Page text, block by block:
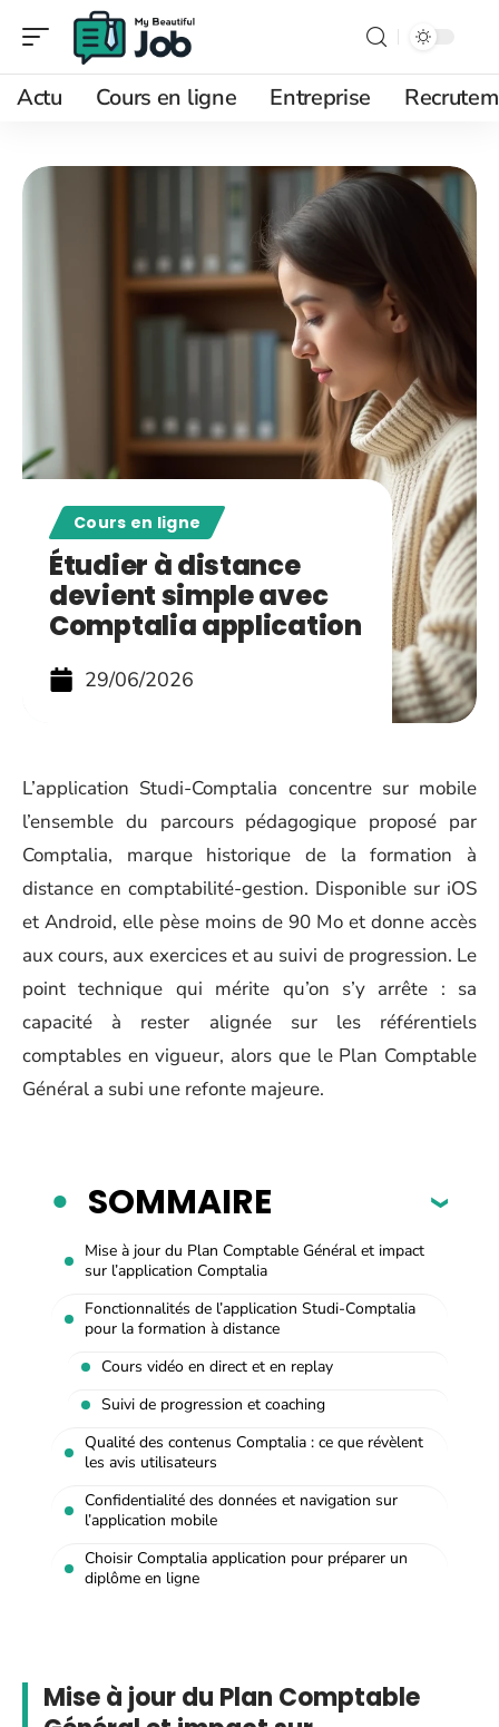
Actu Cours en ligne Entreprise
Cours en ligne
Étudier à distance
devient simple avec
Comptalia application
29/06/2026
L’application Studi-Comptalia concentre sur mobile
l’ensemble du parcours pédagogique proposé par
Comptalia, marque historique de la formation à
distance en comptabilité-gestion. Disponible sur iOS
et Android, elle pèse moins de 90 Mo et donne accès
aux cours, aux exercices et au suivi de progression. Le
point technique qui mérite qu’on s’y arrête : sa
capacité à rester alignée sur les référentiels
comptables en vigueur, alors que le Plan Comptable
Général a subi une refonte majeure.
SOMMAIRE
Mise à jour du Plan Comptable Général et impact
sur l’application Comptalia
Fonctionnalités de l’application Studi-Comptalia
pour la formation à distance
Cours vidéo en direct et en replay
Suivi de progression et coaching
Qualité des contenus Comptalia : ce que révèlent
les avis utilisateurs
Confidentialité des données et navigation sur
l’application mobile
Choisir Comptalia application pour préparer un
diplôme en ligne
Mise à jour du Plan Comptable